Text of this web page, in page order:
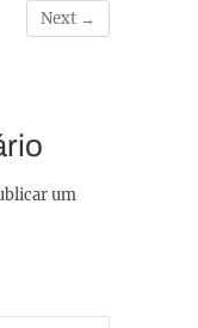
Next →
um